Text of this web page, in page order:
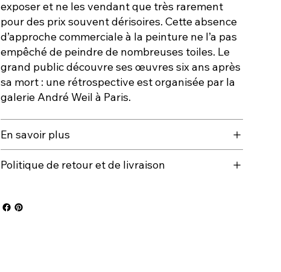
exposer et ne les vendant que très rarement
pour des prix souvent dérisoires. Cette absence
d’approche commerciale à la peinture ne l’a pas
empêché de peindre de nombreuses toiles. Le
grand public découvre ses œuvres six ans après
sa mort : une rétrospective est organisée par la
galerie André Weil à Paris.
En savoir plus
Politique de retour et de livraison